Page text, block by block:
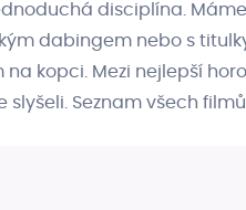
disciplína. Máme
dabingem nebo s
kopci. Mezi nejlepší
slyšeli. Seznam všech